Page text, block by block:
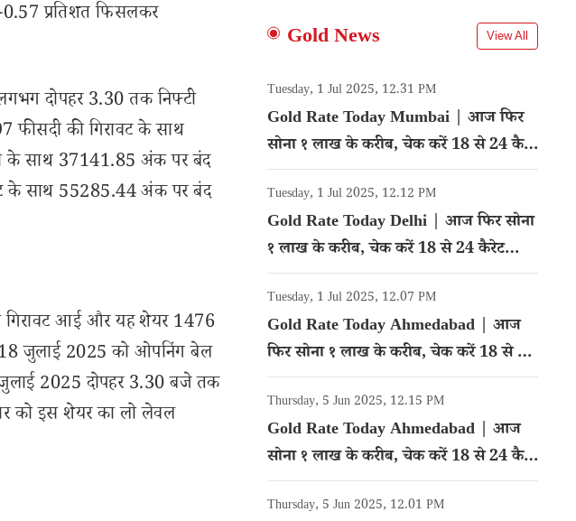
प्रतिशत फिसलकर
दोपहर 3.30 तक निफ्टी
की गिरावट के साथ
के साथ 37141.85 अंक पर बंद
के साथ 55285.44 अंक पर बंद
गिरावट आई और यह शेयर 1476
जुलाई 2025 को ओपनिंग बेल
2025 दोपहर 3.30 बजे तक
को इस शेयर का लो लेवल
Gold News View All
Tuesday, 1 Jul 2025, 12.31 PM
Gold Rate Today Mumbai | आज फिर
सोना १ लाख के करीब, चेक करें 18 से 24 कैरेट
गोल्ड का रेट
Tuesday, 1 Jul 2025, 12.12 PM
Gold Rate Today Delhi | आज फिर सोना
१ लाख के करीब, चेक करें 18 से 24 कैरेट
गोल्ड का रेट
Tuesday, 1 Jul 2025, 12.07 PM
Gold Rate Today Ahmedabad | आज
फिर सोना १ लाख के करीब, चेक करें 18 से 24
कैरेट गोल्ड का रेट
Thursday, 5 Jun 2025, 12.15 PM
Gold Rate Today Ahmedabad | आज
सोना १ लाख के करीब, चेक करें 18 से 24 कैरेट
गोल्ड का रेट
Thursday, 5 Jun 2025, 12.01 PM